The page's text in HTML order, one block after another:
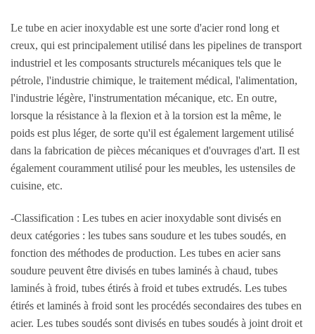
Le tube en acier inoxydable est une sorte d'acier rond long et
creux, qui est principalement utilisé dans les pipelines de transport
industriel et les composants structurels mécaniques tels que le
pétrole, l'industrie chimique, le traitement médical, l'alimentation,
l'industrie légère, l'instrumentation mécanique, etc. En outre,
lorsque la résistance à la flexion et à la torsion est la même, le
poids est plus léger, de sorte qu'il est également largement utilisé
dans la fabrication de pièces mécaniques et d'ouvrages d'art. Il est
également couramment utilisé pour les meubles, les ustensiles de
cuisine, etc.
-Classification : Les tubes en acier inoxydable sont divisés en
deux catégories : les tubes sans soudure et les tubes soudés, en
fonction des méthodes de production. Les tubes en acier sans
soudure peuvent être divisés en tubes laminés à chaud, tubes
laminés à froid, tubes étirés à froid et tubes extrudés. Les tubes
étirés et laminés à froid sont les procédés secondaires des tubes en
acier. Les tubes soudés sont divisés en tubes soudés à joint droit et